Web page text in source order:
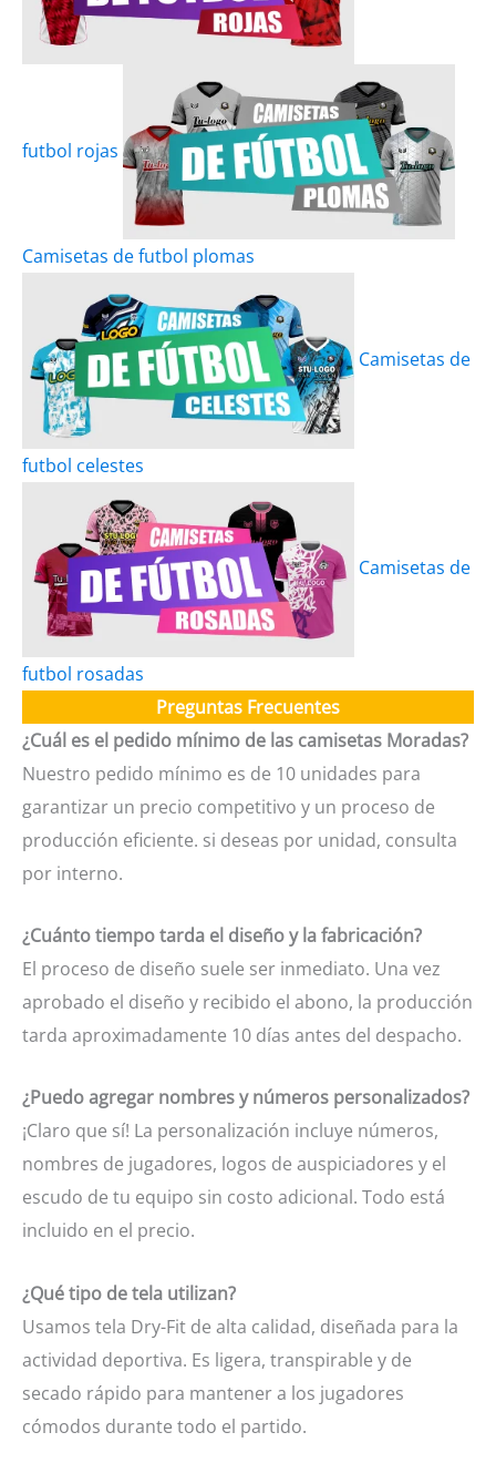
futbol rojas
Camisetas de futbol plomas
Camisetas de
futbol celestes
Camisetas de
futbol rosadas
Preguntas Frecuentes
¿Cuál es el pedido mínimo de las camisetas Moradas?
Nuestro pedido mínimo es de 10 unidades para
garantizar un precio competitivo y un proceso de
producción eficiente. si deseas por unidad, consulta
por interno.
¿Cuánto tiempo tarda el diseño y la fabricación?
El proceso de diseño suele ser inmediato. Una vez
aprobado el diseño y recibido el abono, la producción
tarda aproximadamente 10 días antes del despacho.
¿Puedo agregar nombres y números personalizados?
¡Claro que sí! La personalización incluye números,
nombres de jugadores, logos de auspiciadores y el
escudo de tu equipo sin costo adicional. Todo está
incluido en el precio.
¿Qué tipo de tela utilizan?
Usamos tela Dry-Fit de alta calidad, diseñada para la
actividad deportiva. Es ligera, transpirable y de
secado rápido para mantener a los jugadores
cómodos durante todo el partido.